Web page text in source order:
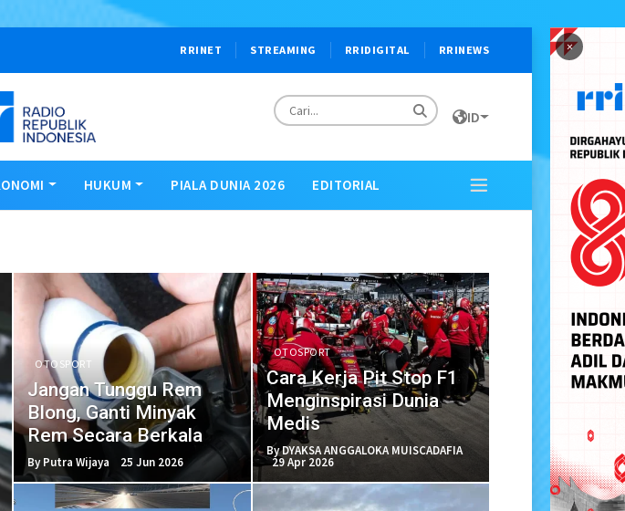
×
RRINET STREAMING RRIDIGITAL RRINEWS
ID
HUKUM PIALA DUNIA 2026 EDITORIAL
OTOSPORT
Jangan Tunggu Rem
Blong, Ganti Minyak
Rem Secara Berkala
By Putra Wijaya 25 Jun 2026
OTOSPORT
Cara Kerja Pit Stop F1
Menginspirasi Dunia
Medis
By DYAKSA ANGGALOKA MUISCADAFIA
29 Apr 2026